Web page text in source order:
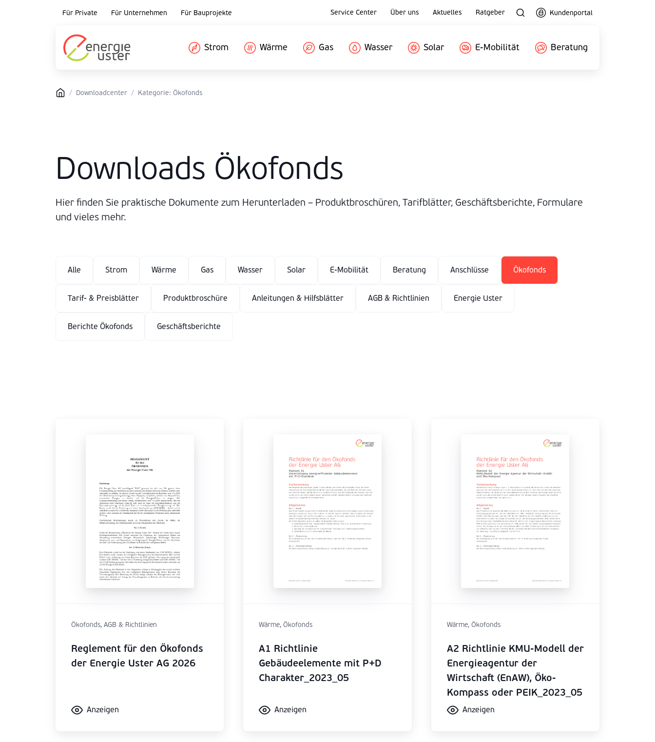
Für Private Für Unternehmen Für Bauprojekte Service Center Über uns Aktuelles Ratgeber Kundenportal
Strom Wärme Gas Wasser Solar E-Mobilität Beratung
/ Downloadcenter / Kategorie: Ökofonds
Downloads Ökofonds
Hier finden Sie praktische Dokumente zum Herunterladen – Produktbroschüren, Tarifblätter, Geschäftsberichte, Formulare
und vieles mehr.
Alle Strom Wärme Gas Wasser Solar E-Mobilität Beratung Anschlüsse Ökofonds
Tarif- & Preisblätter Produktbroschüre Anleitungen & Hilfsblätter AGB & Richtlinien Energie Uster
Berichte Ökofonds Geschäftsberichte
Ökofonds, AGB & Richtlinien
Reglement für den Ökofonds
der Energie Uster AG 2026
Anzeigen
Wärme, Ökofonds
A1 Richtlinie
Gebäudeelemente mit P+D
Charakter_2023_05
Anzeigen
Wärme, Ökofonds
A2 Richtlinie KMU-Modell der
Energieagentur der
Wirtschaft (EnAW), Öko-
Kompass oder PEIK_2023_05
Anzeigen